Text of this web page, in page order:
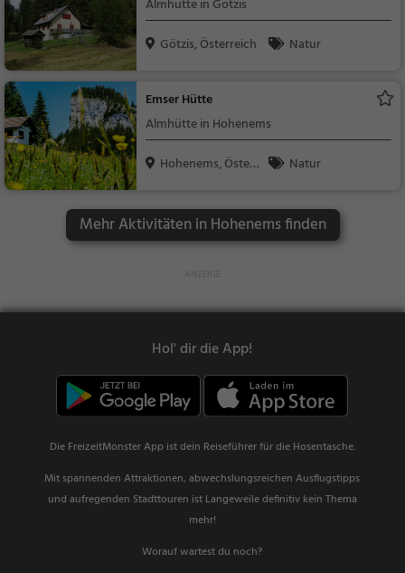
Almhütte in Götzis
Götzis, Österreich
Natur
Emser Hütte
Almhütte in Hohenems
Hohenems, Österr
Natur
Mehr Aktivitäten in Hohenems finden
Hol' dir die App!
Die FreizeitMonster App ist dein Reiseführer für die Hosentasche.
Mit spannenden Attraktionen, abwechslungsreichen Ausflugstipps
und aufregenden Stadttouren ist Langeweile definitiv kein Thema
mehr!
Worauf wartest du noch?